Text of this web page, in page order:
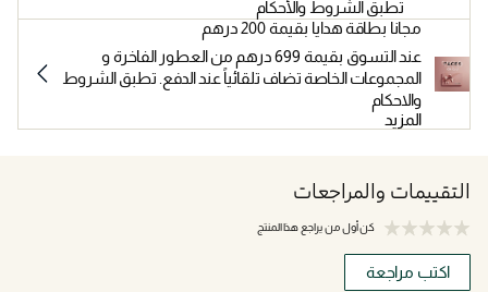
تطبق الشروط والأحكام
مجانا بطاقة هدايا بقيمة 200 درهم
عند التسوق بقيمة 699 درهم من العطور الفاخرة و
المجموعات الخاصة تضاف تلقائياً عند الدفع. تطبق الشروط
والاحكام
المزيد
التقييمات والمراجعات
كن أول من يراجع هذا المنتج
اكتب مراجعة